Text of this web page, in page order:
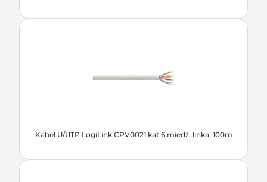
Kabel U/UTP LogiLink CPV0021 kat.6 miedź, linka, 100m